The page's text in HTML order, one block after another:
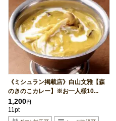
《ミシュラン掲載店》白山文雅【森
のきのこカレー】※お一人様10...
1,200円
11pt